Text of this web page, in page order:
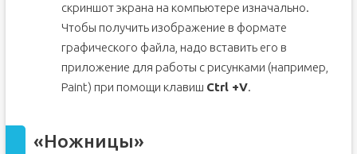
скриншот экрана на компьютере изначально.
Чтобы получить изображение в формате
графического файла, надо вставить его в
приложение для работы с рисунками (например,
Paint) при помощи клавиш Ctrl +V.
«Ножницы»